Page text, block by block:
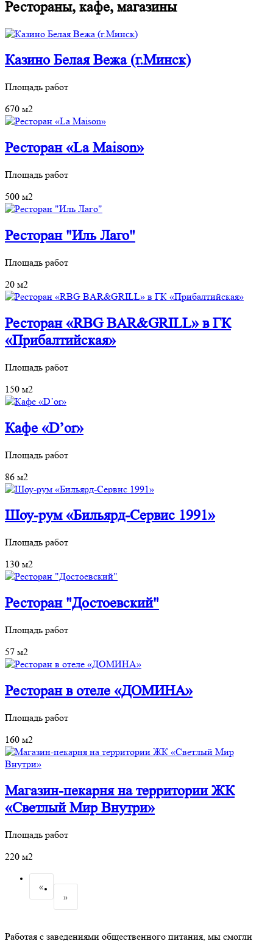
Рестораны, кафе, магазины
Казино Белая Вежа (г.Минск)
Площадь работ
670 м2
Ресторан «La Maison»
Площадь работ
500 м2
Ресторан "Иль Лаго"
Площадь работ
20 м2
Ресторан «RBG BAR&GRILL» в ГК
«Прибалтийская»
Площадь работ
150 м2
Кафе «D’or»
Площадь работ
86 м2
Шоу-рум «Бильярд-Сервис 1991»
Площадь работ
130 м2
Ресторан "Достоевский"
Площадь работ
57 м2
Ресторан в отеле «ДОМИНА»
Площадь работ
160 м2
Магазин-пекарня на территории ЖК
«Светлый Мир Внутри»
Площадь работ
220 м2
«
»
Работая с заведениями общественного питания, мы смогли